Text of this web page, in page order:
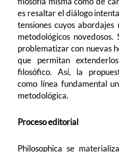
es resaltar el diálogo
tensiones cuyos
metodológicos
problematizar con nuevas
que permitan
filosófico. Así, la
como línea fundamental
metodológica.
Proceso editorial
Philosophica se